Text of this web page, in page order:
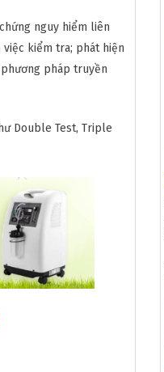
nguy hiểm liên
kiểm tra; phát hiện
pháp truyền
Double Test, Triple